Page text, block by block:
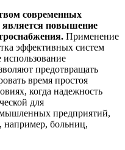
современных
является повышение
Применение
эффективных систем
предотвращать
время простоя
когда надежность
для
предприятий,
например, больниц,